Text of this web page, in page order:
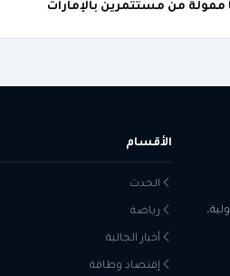
ممولة من مستثمرين بالإمارات
الأقسام
الحدث
رياضة
أخبار الجالية
إقتصاد وطاقة